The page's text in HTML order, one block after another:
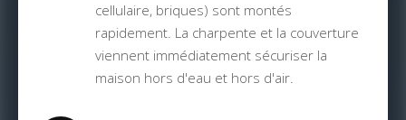
cellulaire, briques) sont montés
rapidement. La charpente et la couverture
viennent immédiatement sécuriser la
maison hors d'eau et hors d'air.